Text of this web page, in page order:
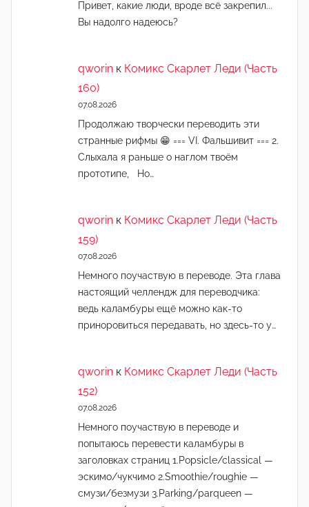
Привет, какие люди, вроде всё закрепил...
Вы надолго надеюсь?
qworin к Комикс Скарлет Леди (Часть
160)
07.08.2026
Продолжаю творчески переводить эти
странные рифмы 😁 === VI. Фальшивит === 2.
Слыхала я раньше о наглом твоём
прототипе, Но…
qworin к Комикс Скарлет Леди (Часть
159)
07.08.2026
Немного поучаствую в переводе. Эта глава
настоящий челлендж для переводчика:
ведь каламбуры ещё можно как-то
приноровиться передавать, но здесь-то у…
qworin к Комикс Скарлет Леди (Часть
152)
07.08.2026
Немного поучаствую в переводе и
попытаюсь перевести каламбуры в
заголовках страниц 1.Popsicle/classical —
эскимо/чукчимо 2.Smoothie/roughie —
смузи/безмузи 3.Parking/parqueen —